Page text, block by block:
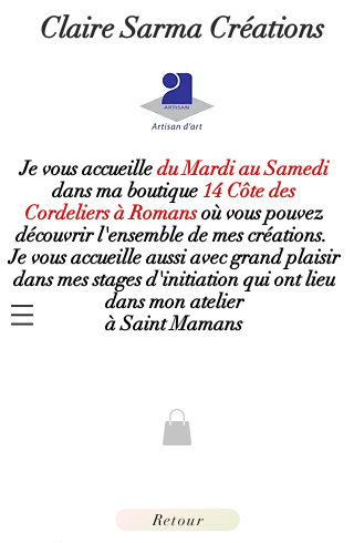
Claire Sarma Créations
Je vous accueilledu Mardi au Samedi
dans ma boutique14 Côte des
Cordeliers à Romansoùvous pouvez
découvrir l'ensemble de mes créations.
Je vous accueille aussi avec grand plaisir
dans mes stages d'initiation qui ont lieu
dans mon atelier
à Saint Mamans
Retour